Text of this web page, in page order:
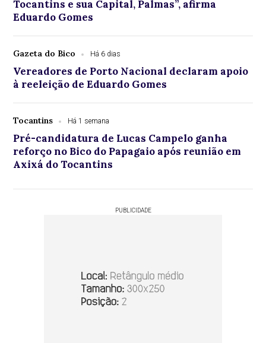
Tocantins e sua Capital, Palmas”, afirma
Eduardo Gomes
Gazeta do Bico Há 6 dias
Vereadores de Porto Nacional declaram apoio
à reeleição de Eduardo Gomes
Tocantins Há 1 semana
Pré-candidatura de Lucas Campelo ganha
reforço no Bico do Papagaio após reunião em
Axixá do Tocantins
PUBLICIDADE